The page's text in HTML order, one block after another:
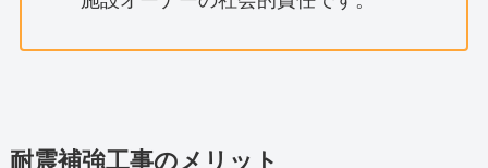
耐震補強工事のメリット